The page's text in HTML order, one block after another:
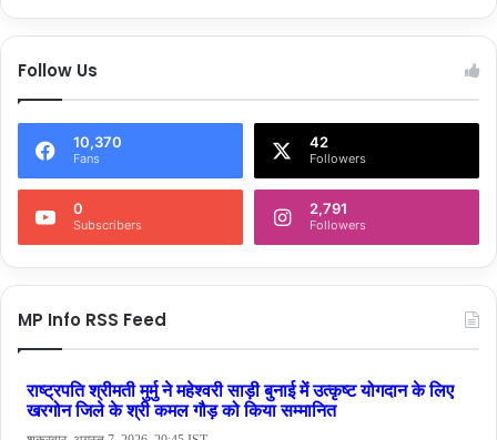
Follow Us
10,370
Fans
42
Followers
0
Subscribers
2,791
Followers
MP Info RSS Feed